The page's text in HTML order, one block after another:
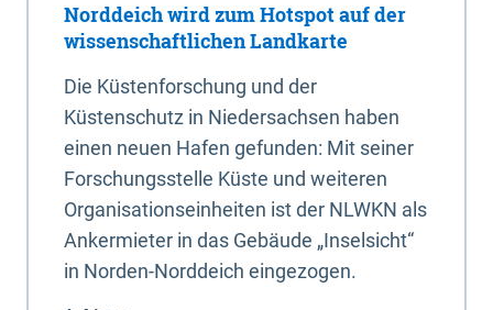
Norddeich wird zum Hotspot auf der
wissenschaftlichen Landkarte
Die Küstenforschung und der
Küstenschutz in Niedersachsen haben
einen neuen Hafen gefunden: Mit seiner
Forschungsstelle Küste und weiteren
Organisationseinheiten ist der NLWKN als
Ankermieter in das Gebäude „Inselsicht“
in Norden-Norddeich eingezogen.